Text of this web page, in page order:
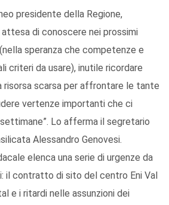
presidente della Regione,
di conoscere nei prossimi
speranza che competenze e
criteri da usare), inutile ricordare
risorsa scarsa per affrontare le tante
vertenze importanti che ci
Lo afferma il segretario
Alessandro Genovesi.
elenca una serie di urgenze da
il contratto di sito del centro Eni Val
e i ritardi nelle assunzioni dei